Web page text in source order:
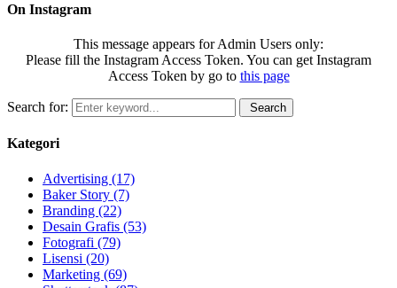
On Instagram
This message appears for Admin Users only:
Please fill the Instagram Access Token. You can get Instagram
Access Token by go to this page
Search for: Search
Kategori
Advertising (17)
Baker Story (7)
Branding (22)
Desain Grafis (53)
Fotografi (79)
Lisensi (20)
Marketing (69)